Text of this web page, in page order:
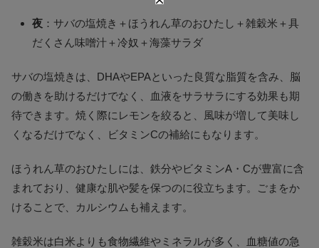
夜 ：サバの塩焼き＋ほうれん草のおひたし＋雑穀米＋具
だくさん味噌汁＋冷奴＋海藻サラダ
サバの塩焼きは、DHAやEPAといった良質な脂質を含み、脳
の働きを助けるだけでなく、血液をサラサラにする効果も期
待できます。焼く際にレモンを絞ると、風味が増して美味し
くなるだけでなく、ビタミンCの補給にもなります。
ほうれん草のおひたしには、鉄分やビタミンA・Cが豊富に含
まれており、健康な肌や髪を保つのに役立ちます。ごまをか
けることで、カルシウムも補えます。
雑穀米は白米よりも食物繊維やミネラルが多く、血糖値の急